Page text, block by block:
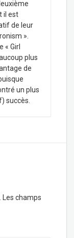
il est
de leur
».
« Girl
plus
de
un plus
succès.
Les champs